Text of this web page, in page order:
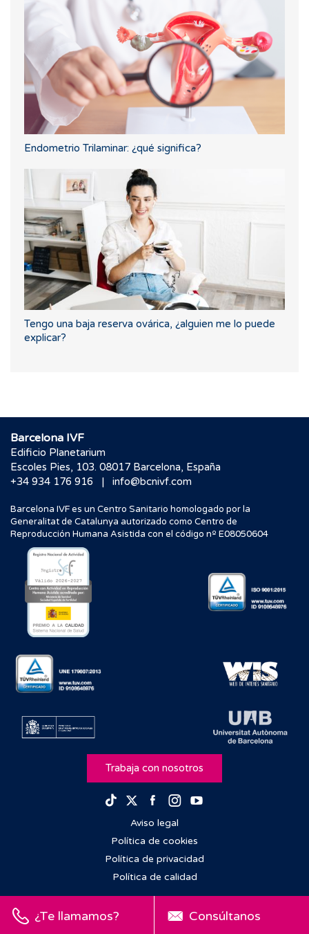
Endometrio Trilaminar: ¿qué significa?
Tengo una baja reserva ovárica, ¿alguien me lo puede
explicar?
¿Te llamamos? Consúltanos
Barcelona IVF
Edificio Planetarium
Escoles Pies, 103. 08017 Barcelona, España
+34 934 176 916
| info@bcnivf.com
Barcelona IVF es un Centro Sanitario homologado por la
Generalitat de Catalunya autorizado como Centro de
Reproducción Humana Asistida con el código nº E08050604
Trabaja con nosotros
TikTokTwitterFacebook
Instagram
Aviso legal
Política de cookies
Política de privacidad
Política de calidad